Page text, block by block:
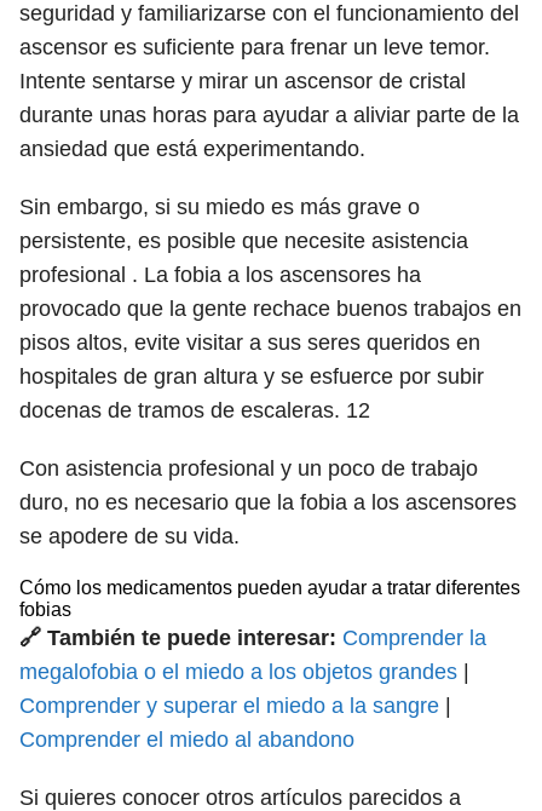
seguridad y familiarizarse con el funcionamiento del
ascensor es suficiente para frenar un leve temor.
Intente sentarse y mirar un ascensor de cristal
durante unas horas para ayudar a aliviar parte de la
ansiedad que está experimentando.
Sin embargo, si su miedo es más grave o
persistente, es posible que necesite asistencia
profesional . La fobia a los ascensores ha
provocado que la gente rechace buenos trabajos en
pisos altos, evite visitar a sus seres queridos en
hospitales de gran altura y se esfuerce por subir
docenas de tramos de escaleras. 12
Con asistencia profesional y un poco de trabajo
duro, no es necesario que la fobia a los ascensores
se apodere de su vida.
Cómo los medicamentos pueden ayudar a tratar diferentes
fobias
🔗 También te puede interesar: Comprender la
megalofobia o el miedo a los objetos grandes
Comprender y superar el miedo a la sangre
Comprender el miedo al abandono
Si quieres conocer otros artículos parecidos a